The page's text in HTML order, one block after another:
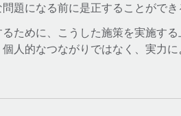
題になる前に是正することができ
ために、こうした施策を実施する
人的なつながりではなく、実力